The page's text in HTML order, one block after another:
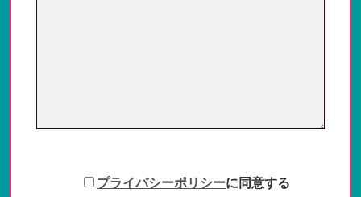
プライバシーポリシーに同意する